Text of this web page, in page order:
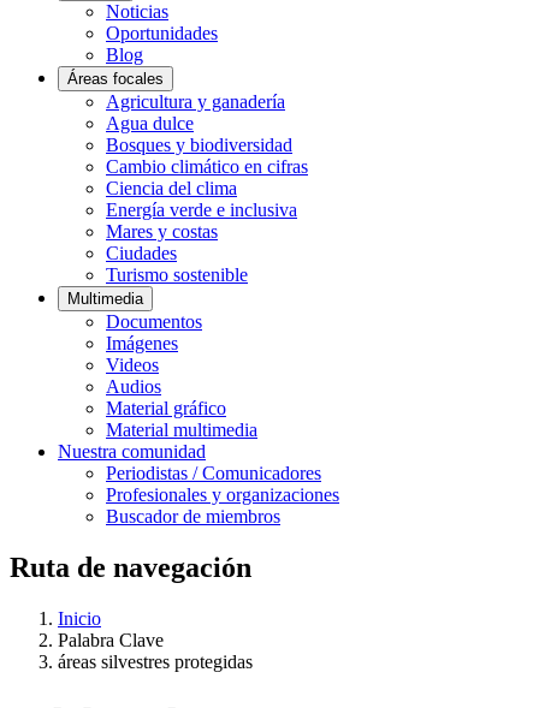
Noticias
Oportunidades
Blog
Áreas focales
Agricultura y ganadería
Agua dulce
Bosques y biodiversidad
Cambio climático en cifras
Ciencia del clima
Energía verde e inclusiva
Mares y costas
Ciudades
Turismo sostenible
Multimedia
Documentos
Imágenes
Videos
Audios
Material gráfico
Material multimedia
Nuestra comunidad
Periodistas / Comunicadores
Profesionales y organizaciones
Buscador de miembros
Ruta de navegación
Inicio
Palabra Clave
áreas silvestres protegidas